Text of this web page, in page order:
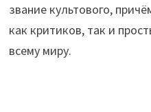
звание культового,
как критиков, так и
всему миру.